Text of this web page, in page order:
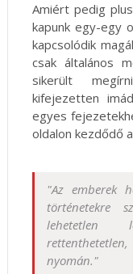
Amiért pedig
kapunk egy-egy
kapcsolódik
csak általános
sikerült
kifejezetten
egyes
oldalon kezdődő
"Az emberek
történetekre
lehetetlen
nyomán."